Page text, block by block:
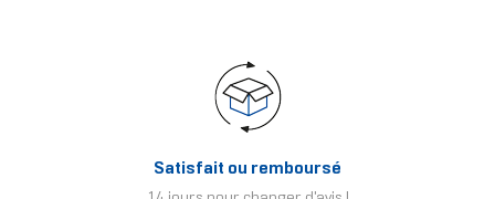
Satisfait ou remboursé